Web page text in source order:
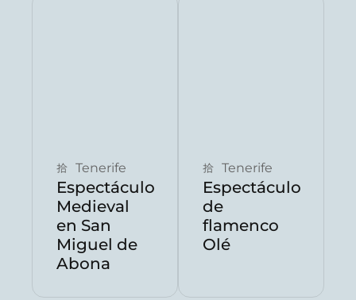
Tenerife
Espectáculo
Medieval
en San
Miguel de
Abona
Tenerife
Espectáculo
de
flamenco
Olé